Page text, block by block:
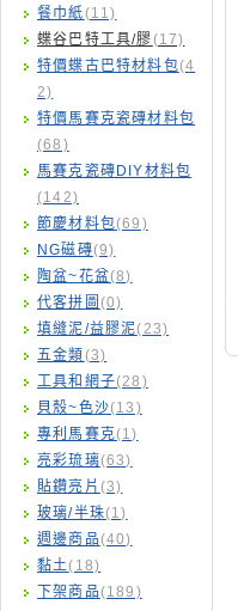
餐巾紙(11)
蝶谷巴特工具/膠(17)
特價蝶古巴特材料包(4
2)
特價馬賽克瓷磚材料包
(68)
馬賽克瓷磚DIY材料包
(142)
節慶材料包(69)
NG磁磚(9)
陶盆~花盆(8)
代客拼圖 (0)
填縫泥/益膠泥(23)
五金類 (3)
工具和網子(28)
貝殼~色沙(13)
專利馬賽克(1)
亮彩琉璃(63)
貼鑽亮片 (3)
玻璃/半珠(1)
週邊商品(40)
黏土(18)
下架商品(189)